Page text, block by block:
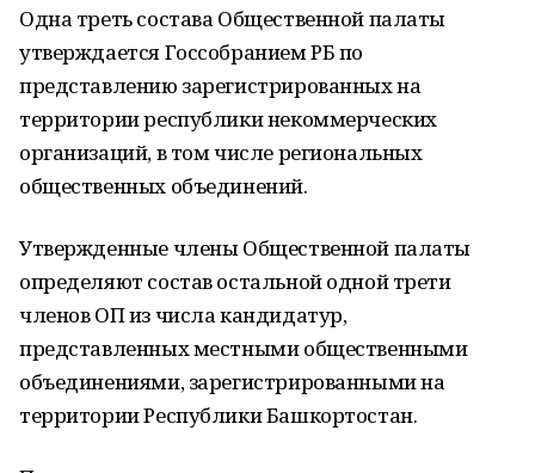
Одна треть состава Общественной палаты
утверждается Госсобранием РБ по
представлению зарегистрированных на
территории республики некоммерческих
организаций, в том числе региональных
общественных объединений.
Утвержденные члены Общественной палаты
определяют состав остальной одной трети
членов ОП из числа кандидатур,
представленных местными общественными
объединениями, зарегистрированными на
территории Республики Башкортостан.